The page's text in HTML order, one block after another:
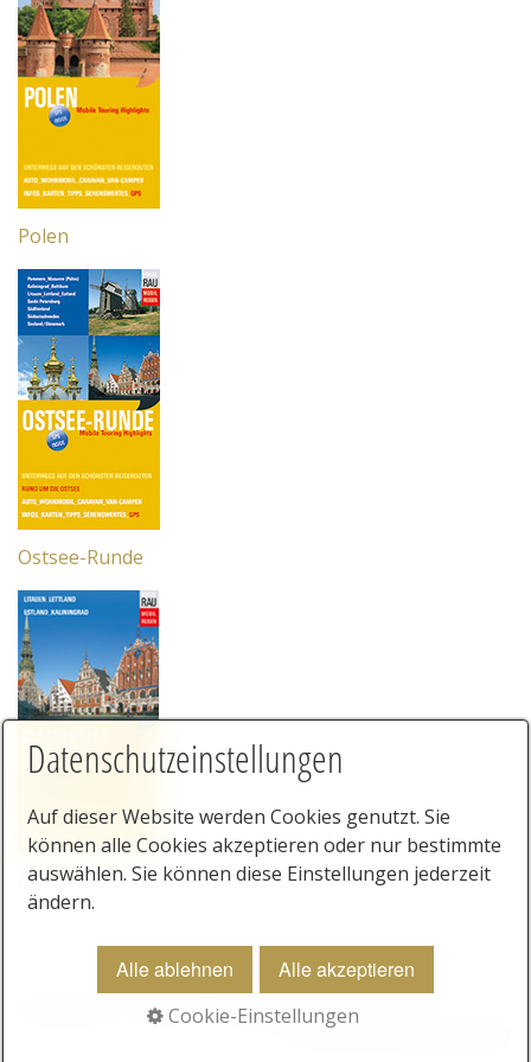
Mobil Reisen Extra
GPS Roadbook
Checkliste
Online Shop
Blog
Kontakt
Polen
Ostsee-Runde
Baltikum
Kontakt
Impressum
© 2025 Rau Verlag Stuttgart
Datenschutzeinstellungen
Auf dieser Website werden Cookies genutzt. Sie
können alle Cookies akzeptieren oder nur bestimmte
auswählen. Sie können diese Einstellungen jederzeit
ändern.
Alle ablehnen Alle akzeptieren
Cookie-Einstellungen